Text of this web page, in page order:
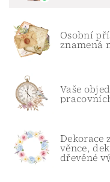
Osobní
znamená
Vaše
Dekorace
věnce,
dřevěné